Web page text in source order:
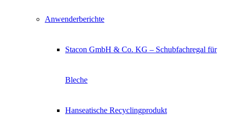
Anwenderberichte
Stacon GmbH & Co. KG – Schubfachregal für
Bleche
Hanseatische Recyclingprodukt